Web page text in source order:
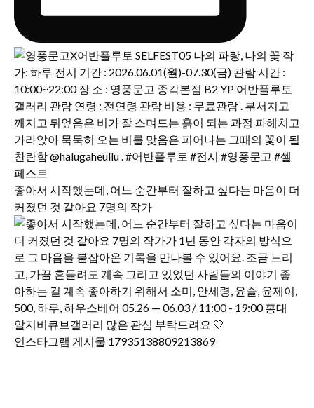
좋아서 시작했는데, 어느 순간부터 잘하고 싶다는 마음이 더
커졌던 것 같아요 7명의 작가
인스타그램 게시물 17935138809213869